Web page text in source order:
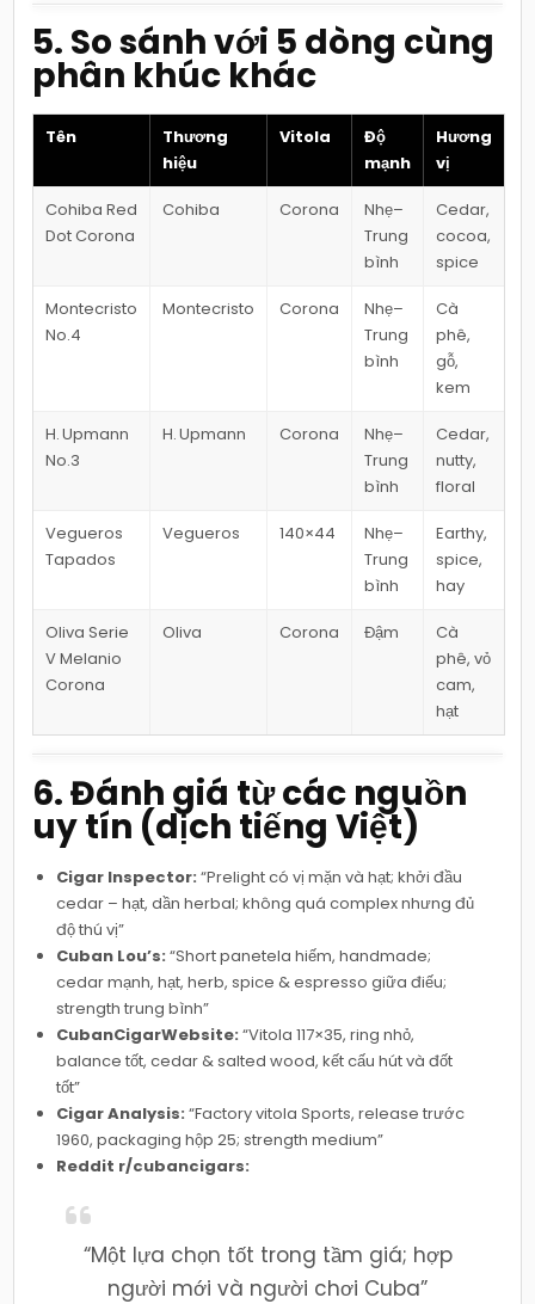
5. So sánh với 5 dòng cùng
phân khúc khác
Tên
Thương
hiệu
Vitola
Độ
mạnh
Hương
vị
Cohiba Red
Dot Corona
Cohiba Corona
Nhẹ–
Trung
bình
Cedar,
cocoa,
spice
Montecristo
No.4
Montecristo Corona
Nhẹ–
Trung
bình
Cà
phê,
gỗ,
kem
H. Upmann
No.3
H. Upmann Corona
Nhẹ–
Trung
bình
Cedar,
nutty,
floral
Vegueros
Tapados
Vegueros 140×44
Nhẹ–
Trung
bình
Earthy,
spice,
hay
Oliva Serie
V Melanio
Corona
Oliva Corona Đậm
Cà
phê, vỏ
cam,
hạt
6. Đánh giá từ các nguồn
uy tín (dịch tiếng Việt)
Cigar Inspector: “Prelight có vị mặn và hạt; khởi đầu
cedar – hạt, dần herbal; không quá complex nhưng đủ
độ thú vị”
Cuban Lou’s: “Short panetela hiếm, handmade;
cedar mạnh, hạt, herb, spice & espresso giữa điếu;
strength trung bình”
CubanCigarWebsite: “Vitola 117×35, ring nhỏ,
balance tốt, cedar & salted wood, kết cấu hút và đốt
tốt”
Cigar Analysis: “Factory vitola Sports, release trước
1960, packaging hộp 25; strength medium”
Reddit r/cubancigars:
“Một lựa chọn tốt trong tầm giá; hợp
người mới và người chơi Cuba”